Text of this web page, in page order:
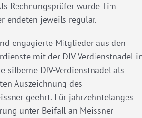
Rechnungsprüfer wurde Tim
endeten jeweils regulär.
engagierte Mitglieder aus den
mit der DJV-Verdienstnadel in
silberne DJV-Verdienstnadel als
Auszeichnung des
geehrt. Für jahrzehntelanges
unter Beifall an Meissner